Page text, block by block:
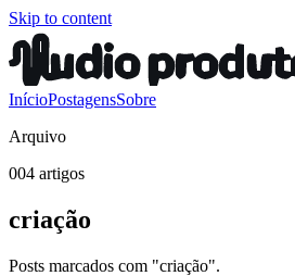
Skip to content
InícioPostagensSobre
Arquivo
004 artigos
criação
Posts marcados com "criação".